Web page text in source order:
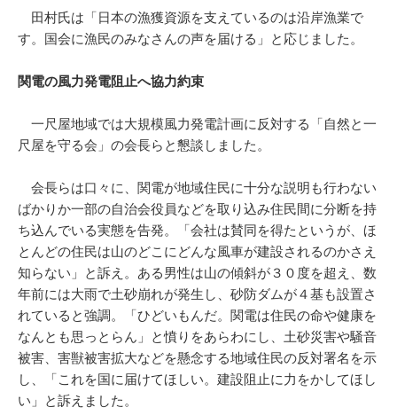
田村氏は「日本の漁獲資源を支えているのは沿岸漁業で
す。国会に漁民のみなさんの声を届ける」と応じました。
関電の風力発電阻止へ協力約束
一尺屋地域では大規模風力発電計画に反対する「自然と一
尺屋を守る会」の会長らと懇談しました。
会長らは口々に、関電が地域住民に十分な説明も行わない
ばかりか一部の自治会役員などを取り込み住民間に分断を持
ち込んでいる実態を告発。「会社は賛同を得たというが、ほ
とんどの住民は山のどこにどんな風車が建設されるのかさえ
知らない」と訴え。ある男性は山の傾斜が３０度を超え、数
年前には大雨で土砂崩れが発生し、砂防ダムが４基も設置さ
れていると強調。「ひどいもんだ。関電は住民の命や健康を
なんとも思っとらん」と憤りをあらわにし、土砂災害や騒音
被害、害獣被害拡大などを懸念する地域住民の反対署名を示
し、「これを国に届けてほしい。建設阻止に力をかしてほし
い」と訴えました。